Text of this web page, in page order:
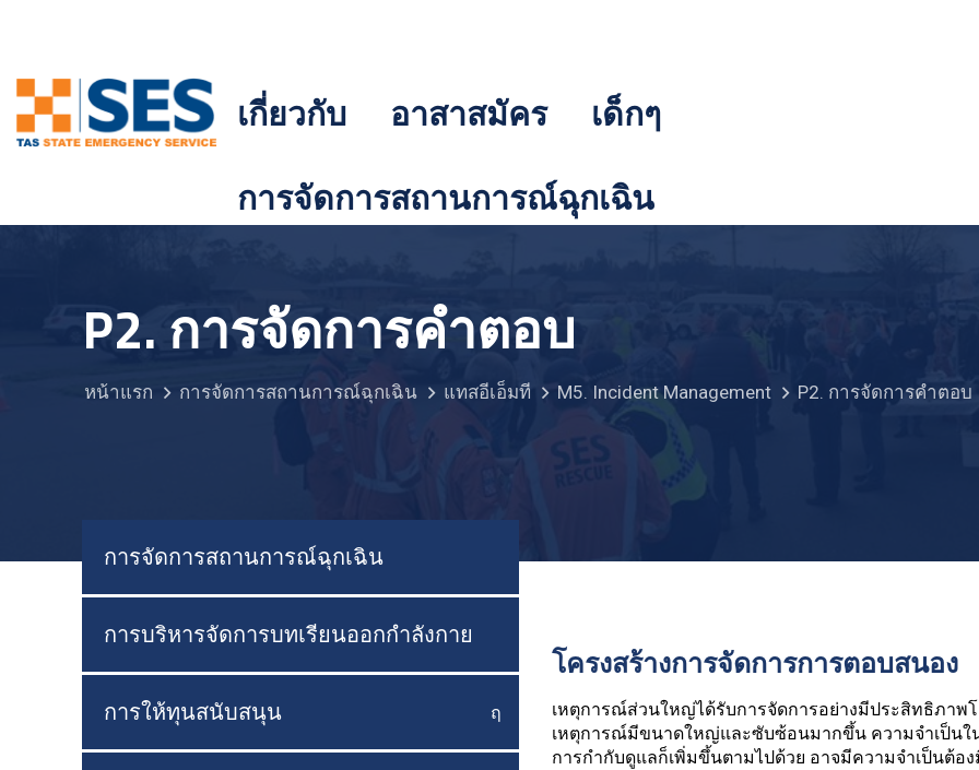
เกี่ยวกับ อาสาสมัคร
เด็กๆ
การจัดการสถานการณ์ฉุกเฉิน
P2. การจัดการคำตอบ
หน้าแรก การจัดการสถานการณ์ฉุกเฉิน แทสอีเอ็มที M5. Incident Management P2. การจัดการคำตอบ
โครงสร้างการจัดการการตอบสนอง
เหตุการณ์ส่วนใหญ่ได้รับการจัดการอย่างมีประสิทธิภาพ
เหตุการณ์มีขนาดใหญ่และซับซ้อนมากขึ้น ความจำเป็นใ
การกำกับดูแลก็เพิ่มขึ้นตามไปด้วย อาจมีความจำเป็นต้อ
การจัดการสถานการณ์ฉุกเฉิน
การบริหารจัดการบทเรียนออกกำลังกาย
การให้ทุนสนับสนุน สลับเมนู
ฤ